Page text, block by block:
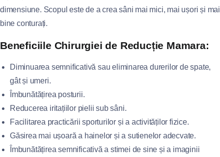
dimensiune. Scopul este de a crea sâni mai mici, mai ușori și mai
bine conturați.
Beneficiile Chirurgiei de Reducție Mamara:
Diminuarea semnificativă sau eliminarea durerilor de spate,
gât și umeri.
Îmbunătățirea posturii.
Reducerea iritațiilor pielii sub sâni.
Facilitarea practicării sporturilor și a activităților fizice.
Găsirea mai ușoară a hainelor și a sutienelor adecvate.
Îmbunătățirea semnificativă a stimei de sine și a imaginii